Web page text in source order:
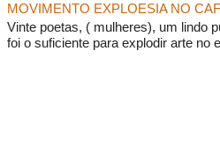
MOVIMENTO EXPLOESIA NO
Vinte poetas, ( mulheres), um lindo
foi o suficiente para explodir arte no